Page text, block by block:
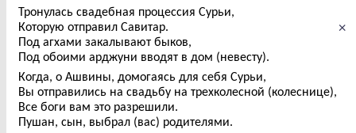
×
Тронулась свадебная процессия Сурьи,
Которую отправил Савитар.
Под агхами закалывают быков,
Под обоими арджуни вводят в дом (невесту).
Когда, о Ашвины, домогаясь для себя Сурьи,
Вы отправились на свадьбу на трехколесной (колеснице),
Все боги вам это разрешили.
Пушан, сын, выбрал (вас) родителями.